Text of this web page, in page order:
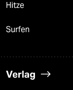
Hitze
Surfen
Verlag